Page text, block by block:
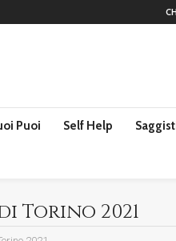
Puoi Self Help
Torino 2021